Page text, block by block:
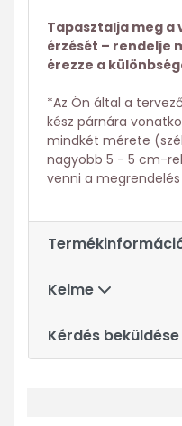
Tapasztalja meg a
érzését – rendelje
érezze a
*Az Ön által a
kész párnára
mindkét mérete
nagyobb 5 - 5 cm-
venni a
Kelme
Kérdés beküldése